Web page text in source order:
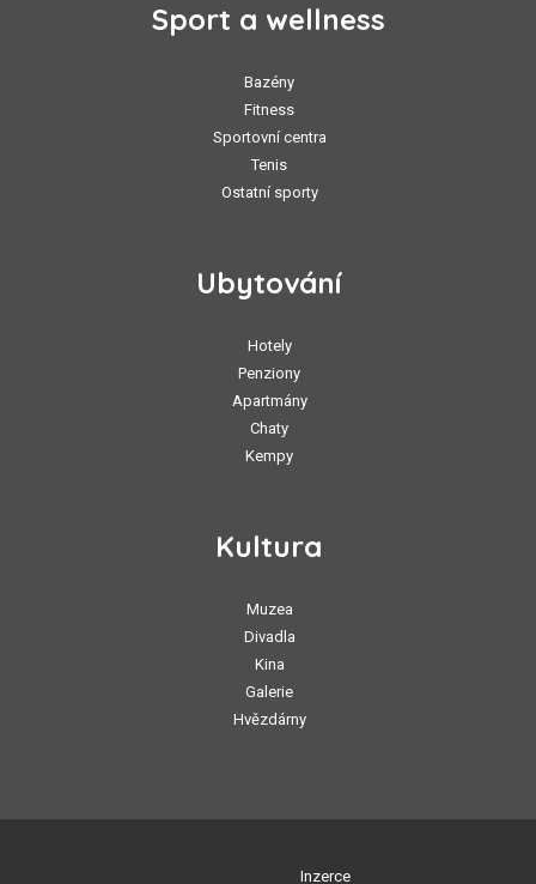
Sport a wellness
Bazény
Fitness
Sportovní centra
Tenis
Ostatní sporty
Ubytování
Hotely
Penziony
Apartmány
Chaty
Kempy
Kultura
Muzea
Divadla
Kina
Galerie
Hvězdárny
Inzerce